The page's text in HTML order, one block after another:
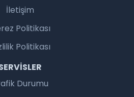
İletişim
Politikası
Politikası
Durumu